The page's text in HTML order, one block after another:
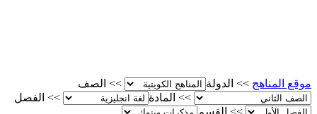
موقع المناهج >> الدولة >>
الصف
>>
المادة >>
الفصل
>>
القسم